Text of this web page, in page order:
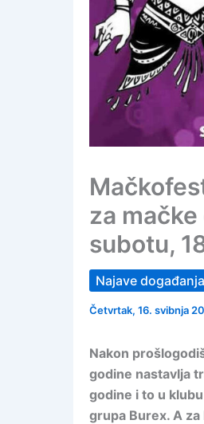
za
subotu,
Najave događanja
Četvrtak, 16. svibnja
Nakon
godine nastavlja
godine i to u
grupa Burex. A